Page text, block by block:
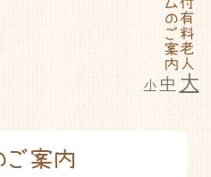
小 中 大
ム | 介護付有料
の里